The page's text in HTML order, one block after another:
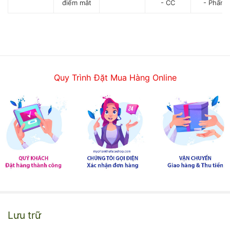
điểm mắt
- CC
- Phấn
Quy Trình Đặt Mua Hàng Online
Lưu trữ